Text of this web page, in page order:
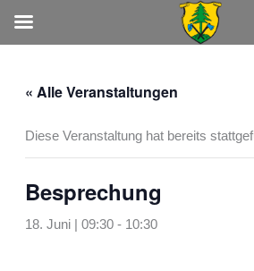
springen« Alle Veranstaltungen
Diese Veranstaltung hat bereits
Besprechung
18. Juni | 09:30- 10:30